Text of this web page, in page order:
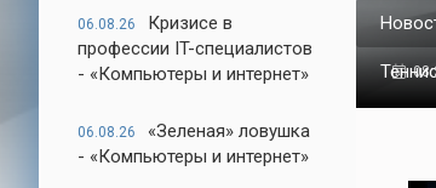
06.08.26
Кризисе в
профессии IT-специалистов
- «Компьютеры и интернет»
06.08.26
«Зеленая» ловушка
- «Компьютеры и интернет»